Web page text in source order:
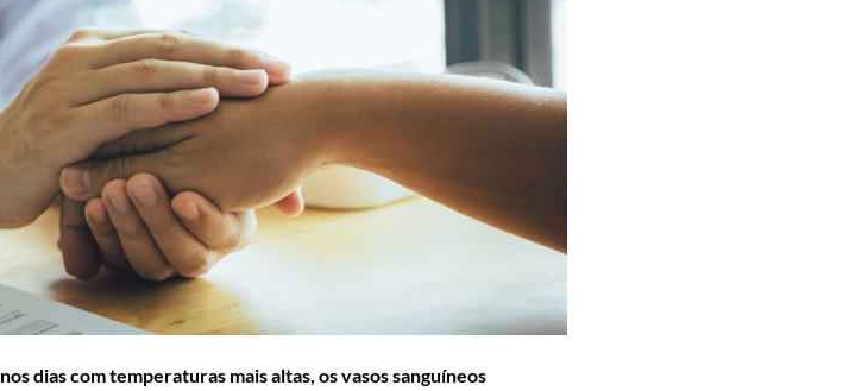
nos dias com temperaturas mais altas, os vasos sanguíneos